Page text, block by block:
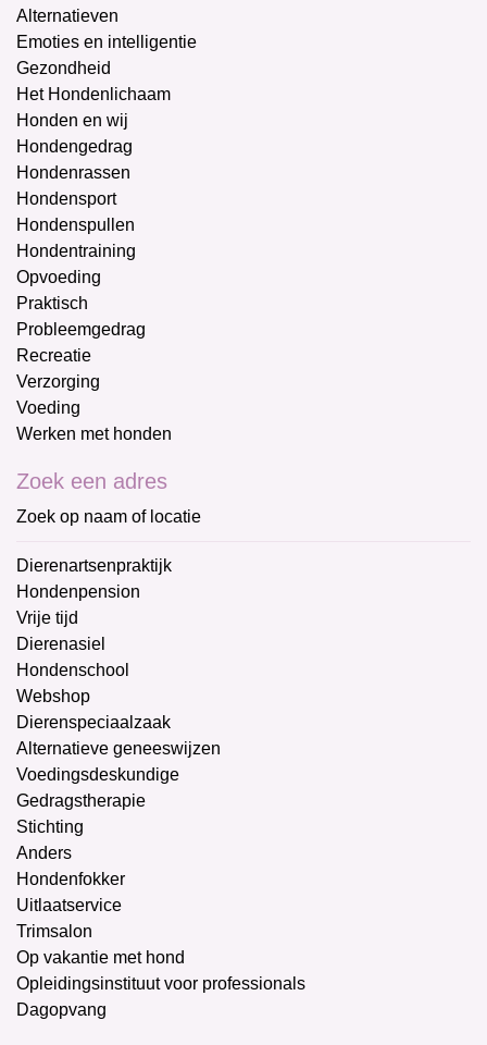
Alternatieven
Emoties en intelligentie
Gezondheid
Het Hondenlichaam
Honden en wij
Hondengedrag
Hondenrassen
Hondensport
Hondenspullen
Hondentraining
Opvoeding
Praktisch
Probleemgedrag
Recreatie
Verzorging
Voeding
Werken met honden
Zoek een adres
Zoek op naam of locatie
Dierenartsenpraktijk
Hondenpension
Vrije tijd
Dierenasiel
Hondenschool
Webshop
Dierenspeciaalzaak
Alternatieve geneeswijzen
Voedingsdeskundige
Gedragstherapie
Stichting
Anders
Hondenfokker
Uitlaatservice
Trimsalon
Op vakantie met hond
Opleidingsinstituut voor professionals
Dagopvang